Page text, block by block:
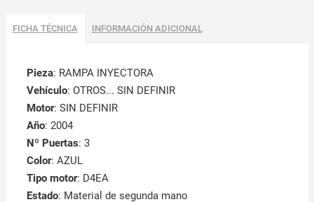
FICHA TÉCNICA INFORMACIÓN ADICIONAL
Pieza: RAMPA INYECTORA
Vehículo: OTROS... SIN DEFINIR
Motor: SIN DEFINIR
Año: 2004
Nº Puertas: 3
Color: AZUL
Tipo motor: D4EA
Estado: Material de segunda mano